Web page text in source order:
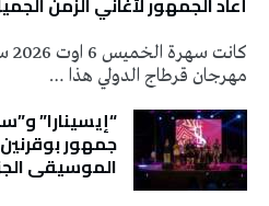
مهرجان قرطاج الدولي هذا …
“إيسينارا”
جمهور
الموسيقى